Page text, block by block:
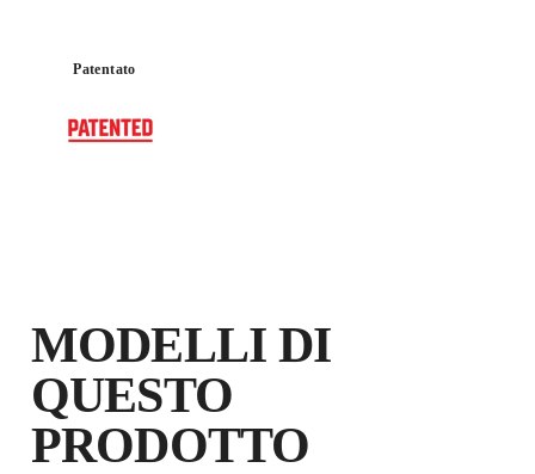
Patentato
MODELLI DI
QUESTO
PRODOTTO